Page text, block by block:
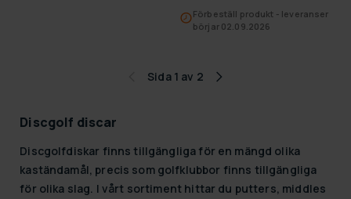
Förbeställ produkt - leveranser
börjar 02.09.2026
Sida 1 av 2
Discgolf discar
Discgolfdiskar finns tillgängliga för en mängd olika
kaständamål, precis som golfklubbor finns tillgängliga
för olika slag. I vårt sortiment hittar du putters, middles